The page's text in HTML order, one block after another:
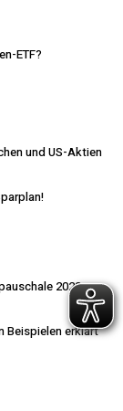
ETF?
und US-Aktien
2020
Beispielen erklärt